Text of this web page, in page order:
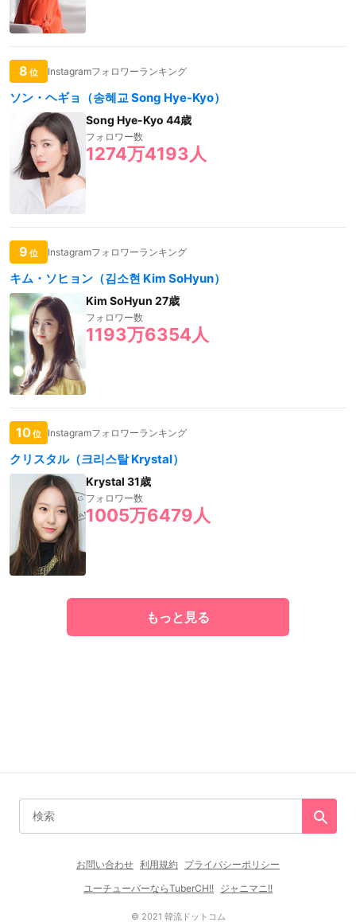
8 位 Instagramフォロワーランキング
ソン・ヘギョ（송혜교 Song Hye-Kyo）
Song Hye-Kyo 44歳
フォロワー数
1274万4193人
9 位 Instagramフォロワーランキング
キム・ソヒョン（김소현 Kim SoHyun）
Kim SoHyun 27歳
フォロワー数
1193万6354人
10位 Instagramフォロワーランキング
クリスタル（크리스탈 Krystal）
Krystal 31歳
フォロワー数
1005万6479人
もっと見る
お問い合わせ 利用規約
プライバシーポリシー
ユーチューバーならTuberCH!! ジャニマニ!!
© 2021 韓流ドットコム